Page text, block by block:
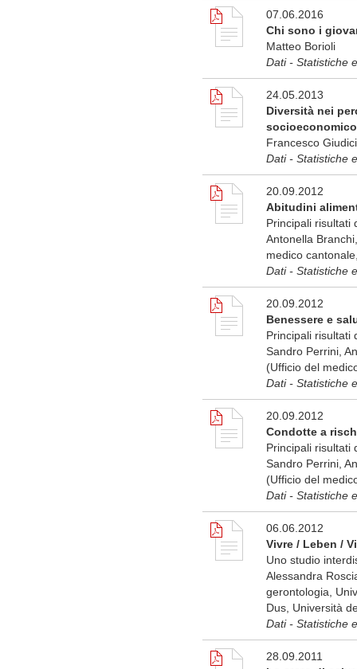
07.06.2016
Chi sono i
Matteo Borioli
Dati - Statistiche
24.05.2013
Diversità nei
Francesco
Dati - Statistiche
20.09.2012
Abitudini
Principali risultati
Antonella
medico
Dati - Statistiche
20.09.2012
Benessere e
Principali risultati
Sandro Perrini,
(Ufficio del
Dati - Statistiche
20.09.2012
Condotte a
Principali risultati
Sandro Perrini,
(Ufficio del
Dati - Statistiche
06.06.2012
Vivre / Leben /
Uno studio
Alessandra
gerontologia,
Dus, Università
Dati - Statistiche
28.09.2011